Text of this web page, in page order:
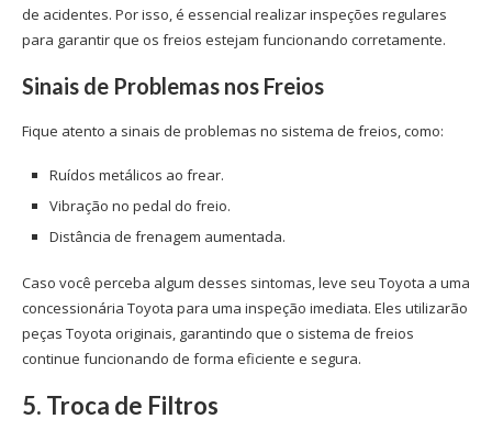
de acidentes. Por isso, é essencial realizar inspeções regulares
para garantir que os freios estejam funcionando corretamente.
Sinais de Problemas nos Freios
Fique atento a sinais de problemas no sistema de freios, como:
Ruídos metálicos ao frear.
Vibração no pedal do freio.
Distância de frenagem aumentada.
Caso você perceba algum desses sintomas, leve seu Toyota a uma
concessionária Toyota para uma inspeção imediata. Eles utilizarão
peças Toyota originais, garantindo que o sistema de freios
continue funcionando de forma eficiente e segura.
5. Troca de Filtros